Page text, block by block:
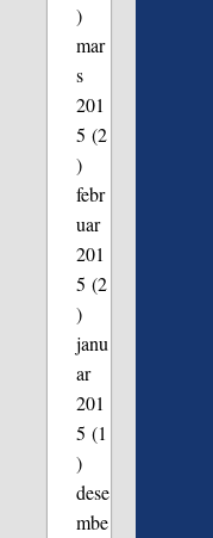
)
mar
s
201
5 (2
)
febr
uar
201
5 (2
)
janu
ar
201
5 (1
)
dese
mbe